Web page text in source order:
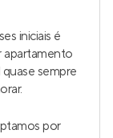
iniciais é
apartamento
sempre
por